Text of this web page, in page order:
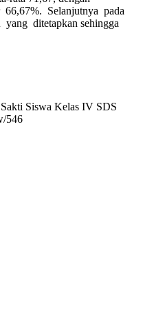
66,67%. Selanjutnya pada
ditetapkan sehingga
Siswa Kelas IV SDS
546